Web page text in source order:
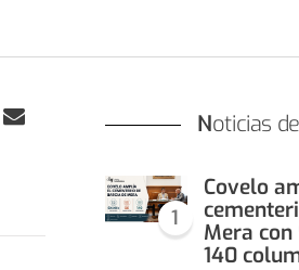
Noticias
1
Covelo
Mera
140